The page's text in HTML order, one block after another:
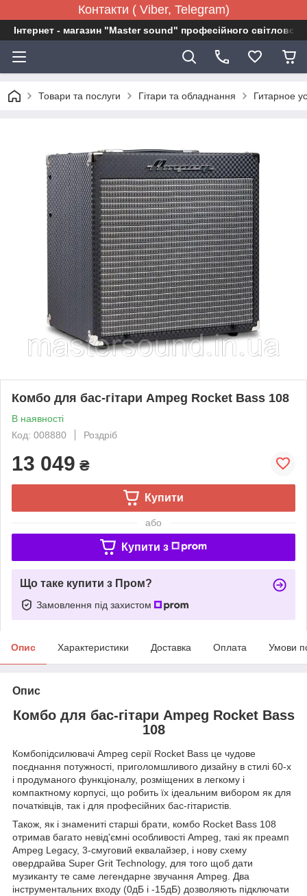
Контакти ( Viber, Telegram)
Інтернет - магазин "Master sound" професійного
Товари та послуги Гітари та обладнання Гитарное
Комбо для бас-гітари Ampeg Rocket Bass 108
В наявності
Код: 008880
Роздріб
13 049 ₴
Купити
або
Купити з
Що таке купити з Пром?
Замовлення під захистом
Опис Характеристики Доставка Оплата Умови
Опис
Комбо для бас-гітари Ampeg Rocket Bass
108
Комбопідсилювачі Ampeg серії Rocket Bass це чудове
поєднання потужності, приголомшливого дизайну в стилі 60-х
і продуманого функціоналу, розміщених в легкому і
компактному корпусі, що робить їх ідеальним вибором як для
початківців, так і для професійних бас-гітаристів.
Також, як і знамениті старші брати, комбо Rocket Bass 108
отримав багато невід'ємні особливості Ampeg, такі як преамп
Ampeg Legacy, 3-смуговий еквалайзер, і нову схему
овердрайва Super Grit Technology, для того щоб дати
музиканту те саме легендарне звучання Ampeg. Два
інструментальних входу (0дБ і -15дБ) дозволяють підключати